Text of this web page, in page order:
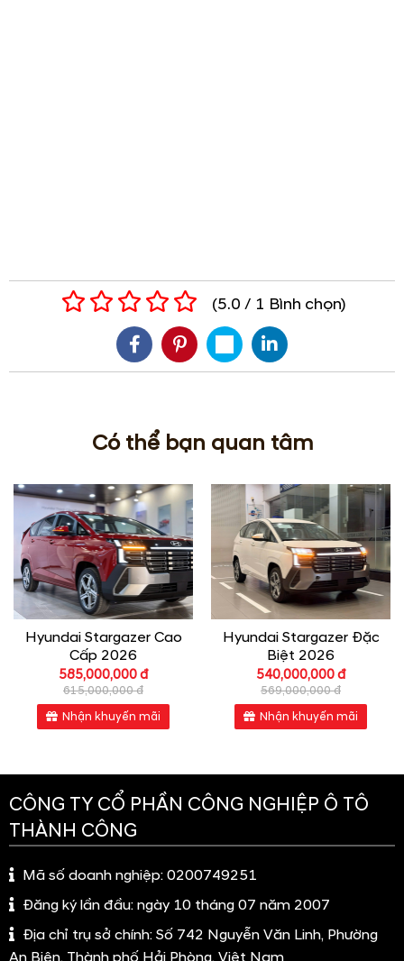
Có thể bạn quan tâm
Hyundai Stargazer Cao
Cấp 2026
585,000,000 đ
615,000,000 đ
Nhận khuyến mãi
Hyundai Stargazer Đặc
Biệt 2026
540,000,000 đ
569,000,000 đ
Nhận khuyến mãi
CÔNG TY CỔ PHẦN CÔNG NGHIỆP Ô TÔ
THÀNH CÔNG
Địa chỉ trụ sở chính: Số 742 Nguyễn Văn Linh, Phường